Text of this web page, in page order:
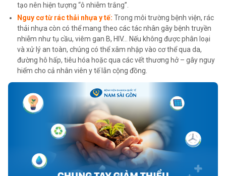
tạo nên hiện tượng “ô nhiễm trắng”.
Nguy cơ từ rác thải nhựa y tế: Trong môi trường bệnh viện, rác
thải nhựa còn có thể mang theo các tác nhân gây bệnh truyền
nhiễm như tụ cầu, viêm gan B, HIV… Nếu không được phân loại
và xử lý an toàn, chúng có thể xâm nhập vào cơ thể qua da,
đường hô hấp, tiêu hóa hoặc qua các vết thương hở – gây nguy
hiểm cho cả nhân viên y tế lẫn cộng đồng.